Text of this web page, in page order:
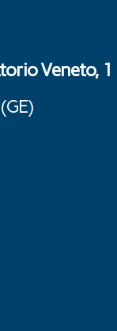
Veneto, 1